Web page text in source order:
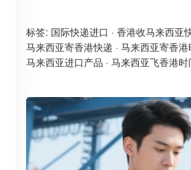
标签: 国际快递进口 · 香港收马来西亚
马来西亚寄香港快递 · 马来西亚寄香港
马来西亚进口产品 · 马来西亚飞香港时